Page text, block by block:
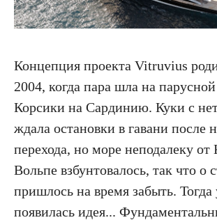
Концепция проекта Vitruvius
2004, когда пара шла на парусной
Корсики на Сардинию. Куки с
ждала остановки в гавани после
перехода, но море неподалеку от
Вольпе взбунтовалось, так что о
пришлось на время забыть. Тогда
появилась идея...